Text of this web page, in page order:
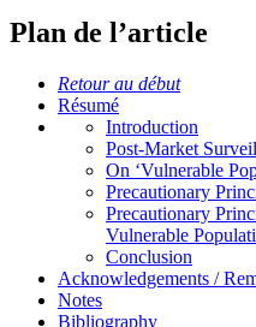
Plan de l’article
Retour au début
Résumé
Introduction
Post-Market
On ‘Vulnerable
Precautionary
Precautionary
Vulnerable
Conclusion
Acknowledgements /
Notes
Bibliography